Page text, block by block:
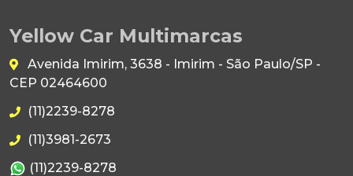
Yellow Car Multimarcas
Avenida Imirim, 3638 - Imirim - São Paulo/SP -
CEP 02464600
(11)2239-8278
(11)3981-2673
(11)2239-8278